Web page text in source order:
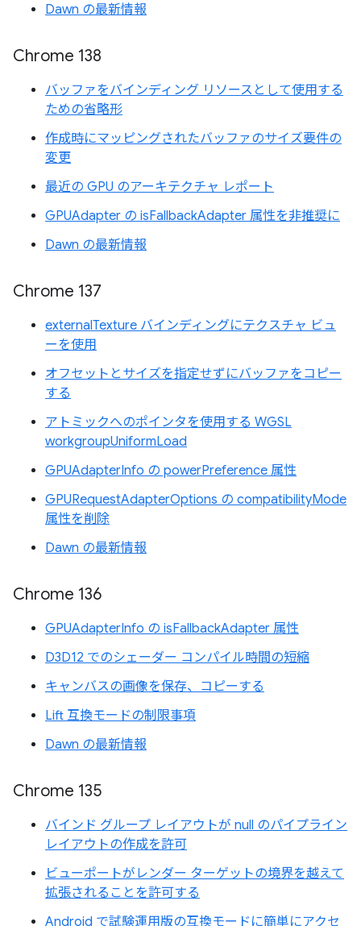
Dawn の最新情報
Chrome 138
バッファをバインディング リソースとして使用する
ための省略形
作成時にマッピングされたバッファのサイズ要件の
変更
最近の GPU のアーキテクチャ レポート
GPUAdapter の isFallbackAdapter 属性を非推奨に
Dawn の最新情報
Chrome 137
externalTexture バインディングにテクスチャ ビュ
ーを使用
オフセットとサイズを指定せずにバッファをコピー
する
アトミックへのポインタを使用する WGSL
workgroupUniformLoad
GPUAdapterInfo の powerPreference 属性
GPURequestAdapterOptions の compatibilityMode
属性を削除
Dawn の最新情報
Chrome 136
GPUAdapterInfo の isFallbackAdapter 属性
D3D12 でのシェーダー コンパイル時間の短縮
キャンバスの画像を保存、コピーする
Lift 互換モードの制限事項
Dawn の最新情報
Chrome 135
バインド グループ レイアウトが null のパイプライン
レイアウトの作成を許可
ビューポートがレンダー ターゲットの境界を越えて
拡張されることを許可する
Android で試験運用版の互換モードに簡単にアクセ